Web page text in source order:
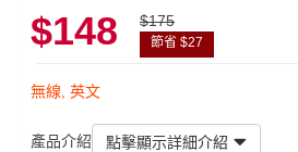
$148 $175
節省 $27
無線, 英文
產品介紹 點擊顯示詳細介紹